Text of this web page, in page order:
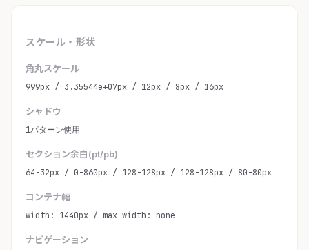
スケール・形状
角丸スケール
999px / 3.35544e+07px / 12px / 8px / 16px
シャドウ
1パターン使用
セクション余白(pt/pb)
64-32px / 0-860px / 128-128px / 128-128px / 80-80px
コンテナ幅
width: 1440px / max-width: none
ナビゲーション